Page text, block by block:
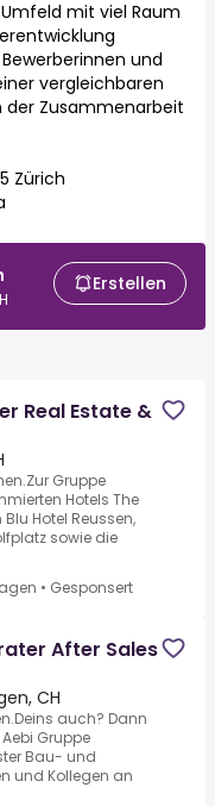
mit viel Raum
und
vergleichbaren
der Zusammenarbeit
Zürich
Erstellen
Real Estate &
Gruppe
Hotels The
Hotel Reussen,
sowie die
• Gesponsert
After Sales
CH
auch? Dann
Gruppe
Bau- und
und Kollegen an